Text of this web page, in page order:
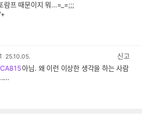
람프 때문이지 뭐...=_=;;;
25.10.05.
신고
아님. 왜 이런 이상한 생각을 하는 사람